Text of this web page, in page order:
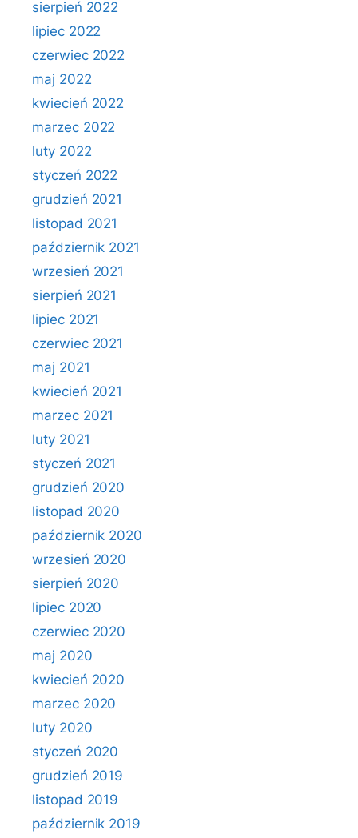
sierpień 2022
lipiec 2022
czerwiec 2022
maj 2022
kwiecień 2022
marzec 2022
luty 2022
styczeń 2022
grudzień 2021
listopad 2021
październik 2021
wrzesień 2021
sierpień 2021
lipiec 2021
czerwiec 2021
maj 2021
kwiecień 2021
marzec 2021
luty 2021
styczeń 2021
grudzień 2020
listopad 2020
październik 2020
wrzesień 2020
sierpień 2020
lipiec 2020
czerwiec 2020
maj 2020
kwiecień 2020
marzec 2020
luty 2020
styczeń 2020
grudzień 2019
listopad 2019
październik 2019